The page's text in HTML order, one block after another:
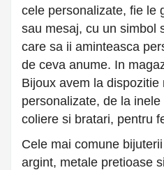
cele personalizate, fie le
sau mesaj, cu un simbol
care sa ii aminteasca
de ceva anume. In
Bijoux avem la dispozitie
personalizate, de la
coliere si bratari, pentru
Cele mai comune
argint, metale pretioase